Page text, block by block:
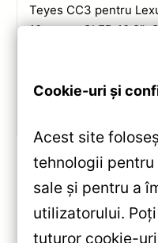
Teyes CC3 pentru
10, ecran QLED 10.2″,
«Navigatie
Cookie-uri și
Acest site
tehnologii
sale și pentru a
utilizatorului.
tuturor cookie-